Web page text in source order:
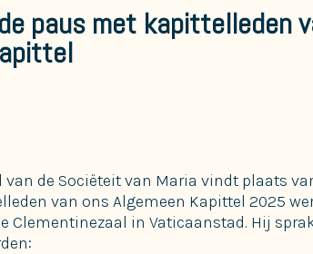
paus met kapittelleden
van de Sociëteit van Maria vindt plaats
van ons Algemeen Kapittel 2025
Clementinezaal in Vaticaanstad. Hij